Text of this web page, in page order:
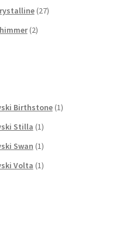
(27)
(2)
Birthstone (1)
Stilla (1)
Swan (1)
Volta (1)